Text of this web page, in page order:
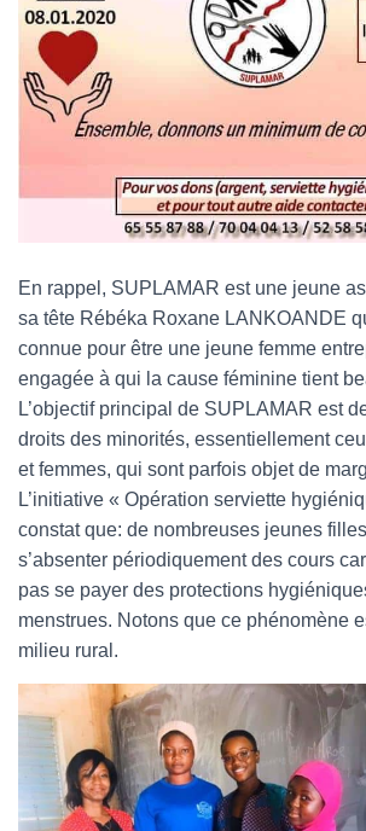
En rappel, SUPLAMAR est une jeune
sa tête Rébéka Roxane LANKOANDE
connue pour être une jeune femme
engagée à qui la cause féminine tient
L’objectif principal de SUPLAMAR est
droits des minorités, essentiellement
et femmes, qui sont parfois objet de
L’initiative « Opération serviette
constat que: de nombreuses jeunes
s’absenter périodiquement des cours
pas se payer des protections
menstrues. Notons que ce phénomène
milieu rural.